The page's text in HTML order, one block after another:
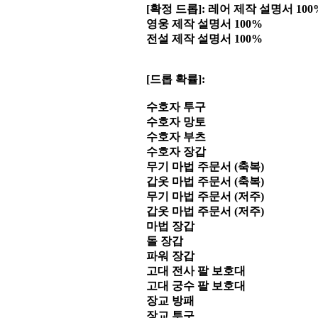
[확정 드롭]: 레어 제작 설명서
영웅 제작 설명서 100%
전설 제작 설명서 100%
[드롭 확률]:
수호자 투구
수호자 망토
수호자 부츠
수호자 장갑
무기 마법 주문서 (축복)
갑옷 마법 주문서 (축복)
무기 마법 주문서 (저주)
갑옷 마법 주문서 (저주)
마법 장갑
돌 장갑
파워 장갑
고대 전사 팔 보호대
고대 궁수 팔 보호대
장교 방패